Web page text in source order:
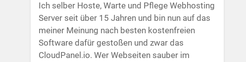
Ich selber Hoste, Warte und Pflege Webhosting
Server seit über 15 Jahren und bin nun auf das
meiner Meinung nach besten kostenfreien
Software dafür gestoßen und zwar das
CloudPanel.io. Wer Webseiten sauber im